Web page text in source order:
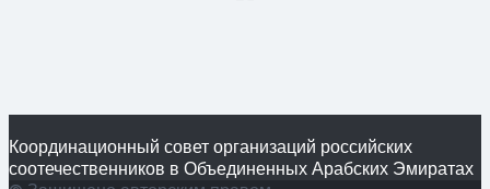
Координационный совет организаций российских
соотечественников в Объединенных Арабских Эмиратах